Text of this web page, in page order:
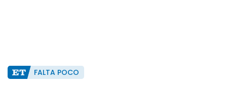
FALTA POCO